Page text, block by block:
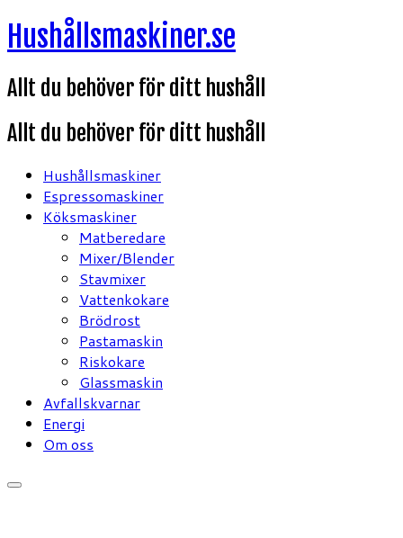
Hoppa
till
Hushållsmaskiner.se
Allt du behöver för ditt hushåll
Allt du behöver för ditt hushåll
Hushållsmaskiner
Espressomaskiner
Köksmaskiner
Matberedare
Mixer/Blender
Stavmixer
Vattenkokare
Brödrost
Pastamaskin
Riskokare
Glassmaskin
Avfallskvarnar
Energi
Om oss